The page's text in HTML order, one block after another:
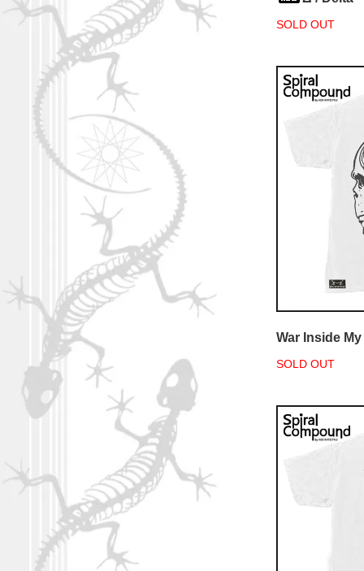
SOLD OUT
War Inside
SOLD OUT